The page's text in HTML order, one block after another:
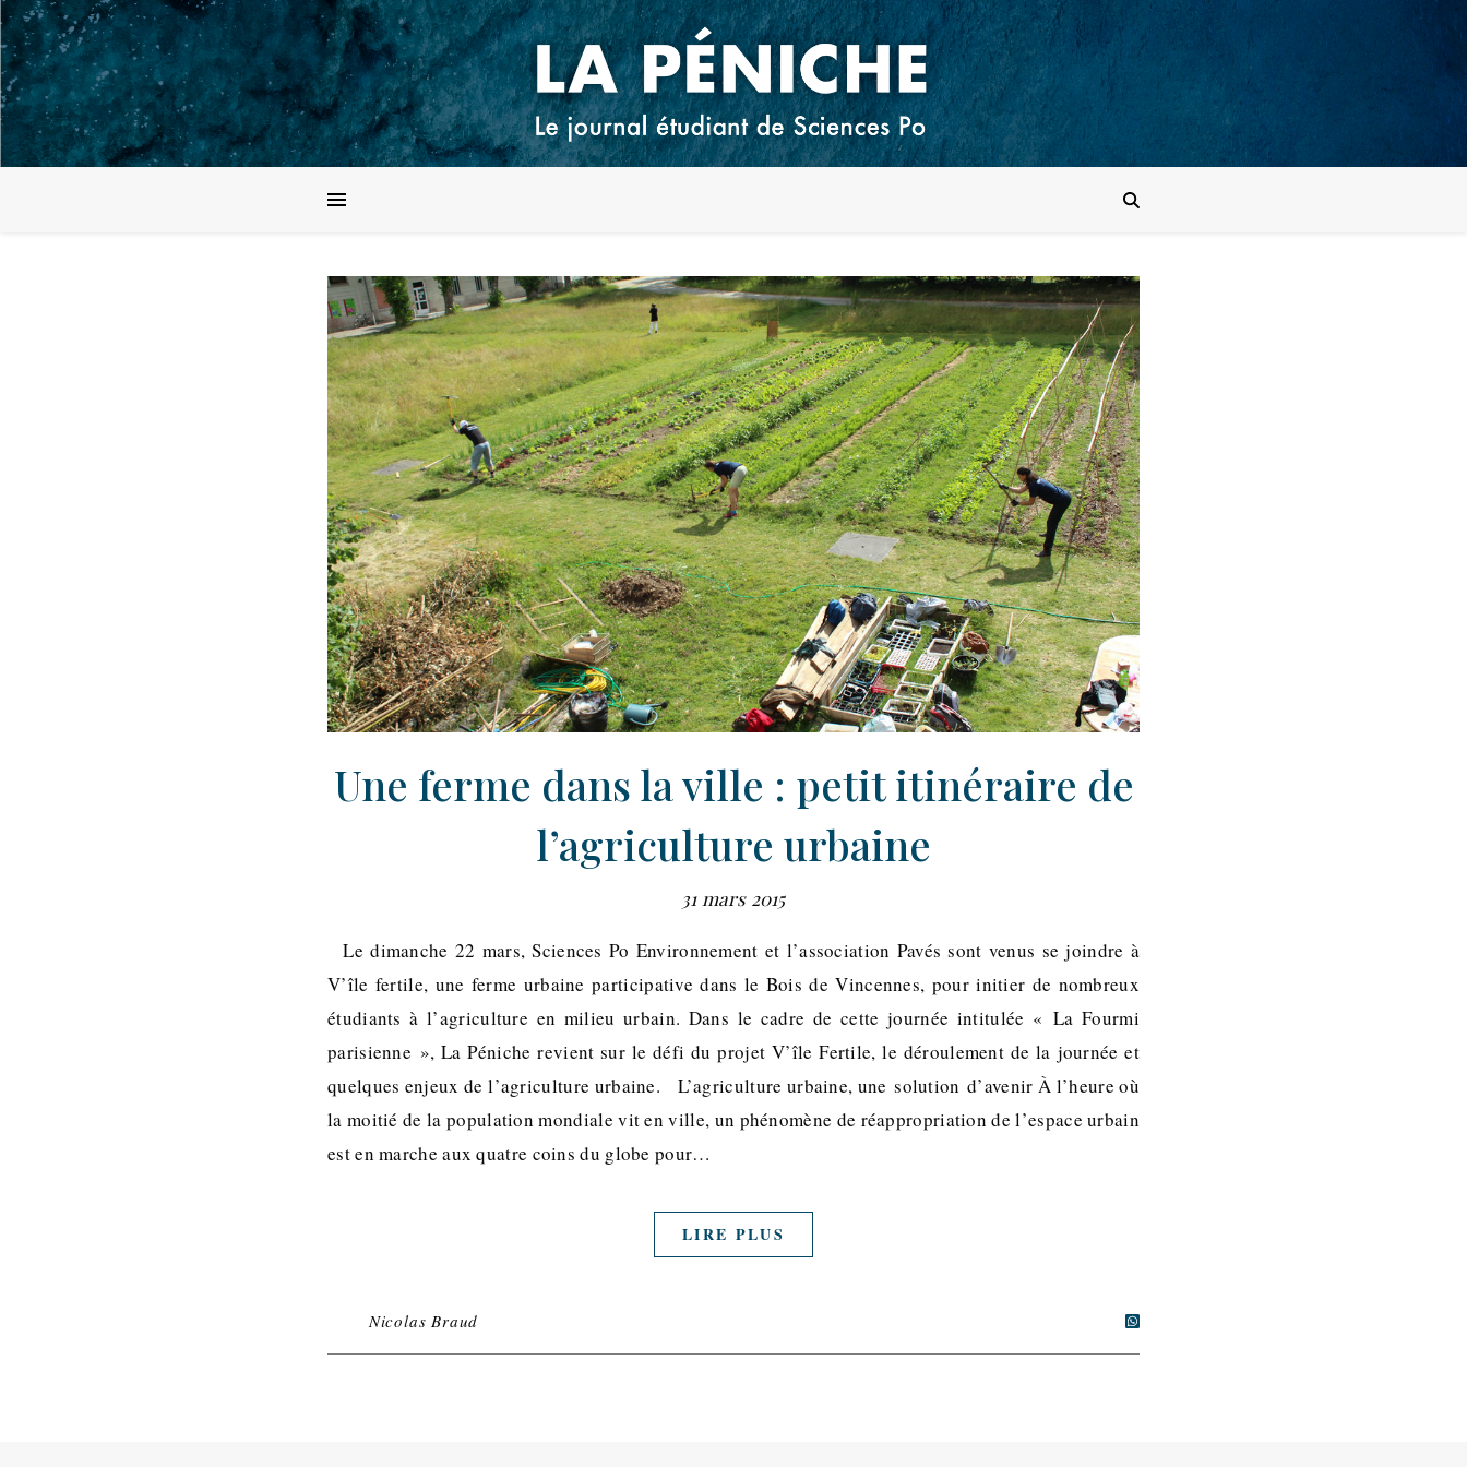
Une ferme dans la ville : petit itinéraire de
l’agriculture urbaine
31 mars 2015
Le dimanche 22 mars, Sciences Po Environnement et l’association Pavés sont venus se joindre à
V’île fertile, une ferme urbaine participative dans le Bois de Vincennes, pour initier de nombreux
étudiants à l’agriculture en milieu urbain. Dans le cadre de cette journée intitulée « La Fourmi
parisienne », La Péniche revient sur le défi du projet V’île Fertile, le déroulement de la journée et
quelques enjeux de l’agriculture urbaine. L’agriculture urbaine, une solution d’avenir À l’heure où
la moitié de la population mondiale vit en ville, un phénomène de réappropriation de l’espace urbain
est en marche aux quatre coins du globe pour…
LIRE PLUS
Nicolas Braud